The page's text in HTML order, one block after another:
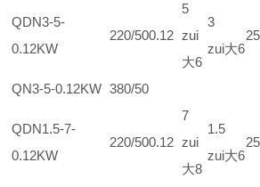
QDN3-5-
0.12KW
220/500.12
5
zui
大6
3
zui大6
25
QN3-5-0.12KW 380/50
QDN1.5-7-
0.12KW
220/500.12
7
zui
大8
1.5
zui大6
25